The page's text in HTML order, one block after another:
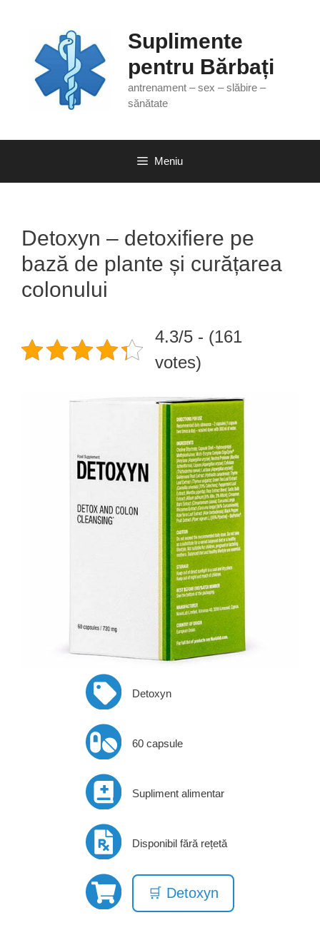
Suplimente
pentru Bărbați
antrenament – sex – slăbire –
sănătate
Meniu
Detoxyn – detoxifiere pe
bază de plante și curățarea
colonului
4.3/5 - (161
votes)
Detoxyn
60 capsule
Supliment alimentar
Disponibil fără rețetă
🛒 Detoxyn